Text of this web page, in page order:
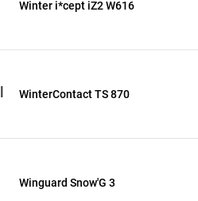
Winter i*cept iZ2 W616
WinterContact TS 870
Winguard Snow'G 3